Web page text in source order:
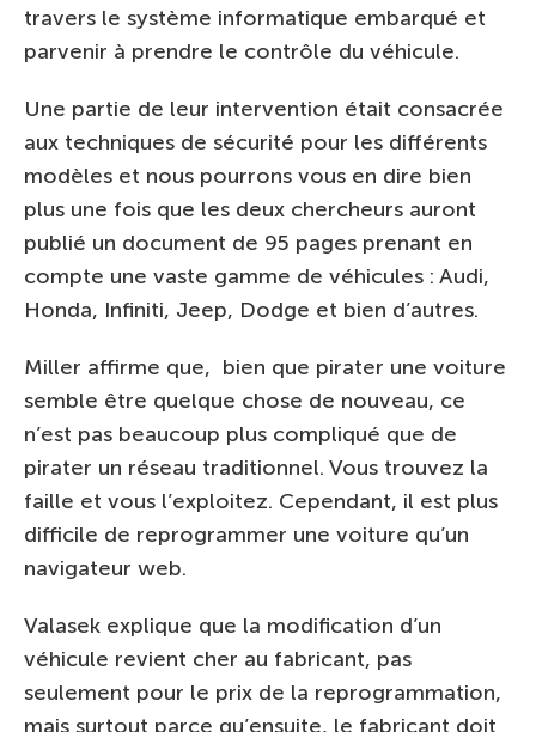
travers le système informatique embarqué et
parvenir à prendre le contrôle du véhicule.
Une partie de leur intervention était consacrée
aux techniques de sécurité pour les différents
modèles et nous pourrons vous en dire bien
plus une fois que les deux chercheurs auront
publié un document de 95 pages prenant en
compte une vaste gamme de véhicules : Audi,
Honda, Infiniti, Jeep, Dodge et bien d’autres.
Miller affirme que, bien que pirater une voiture
semble être quelque chose de nouveau, ce
n’est pas beaucoup plus compliqué que de
pirater un réseau traditionnel. Vous trouvez la
faille et vous l’exploitez. Cependant, il est plus
difficile de reprogrammer une voiture qu’un
navigateur web.
Valasek explique que la modification d’un
véhicule revient cher au fabricant, pas
seulement pour le prix de la reprogrammation,
mais surtout parce qu’ensuite, le fabricant doit